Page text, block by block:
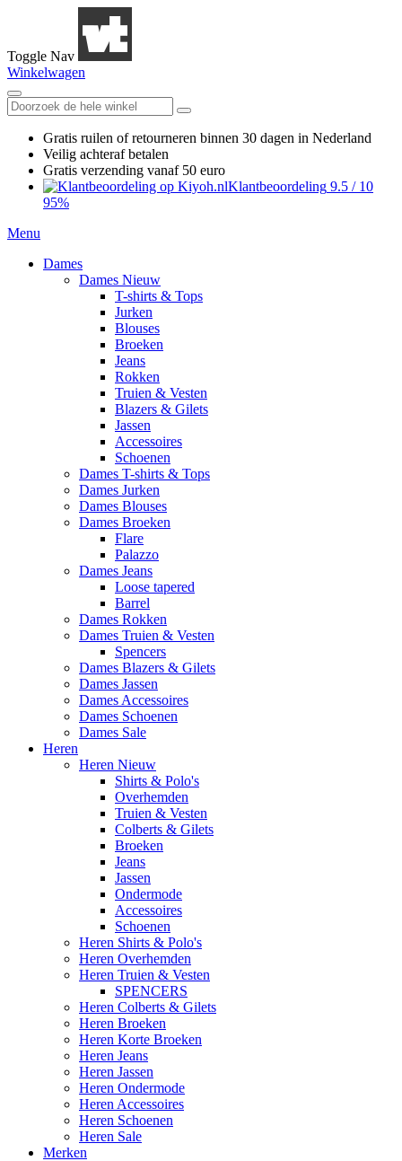
Toggle Nav
Winkelwagen
Gratis ruilen of retourneren binnen 30 dagen in Nederland
Veilig achteraf betalen
Gratis verzending vanaf 50 euro
Klantbeoordeling 9.5 / 10
95%
Menu
Dames
Dames Nieuw
T-shirts & Tops
Jurken
Blouses
Broeken
Jeans
Rokken
Truien & Vesten
Blazers & Gilets
Jassen
Accessoires
Schoenen
Dames T-shirts & Tops
Dames Jurken
Dames Blouses
Dames Broeken
Flare
Palazzo
Dames Jeans
Loose tapered
Barrel
Dames Rokken
Dames Truien & Vesten
Spencers
Dames Blazers & Gilets
Dames Jassen
Dames Accessoires
Dames Schoenen
Dames Sale
Heren
Heren Nieuw
Shirts & Polo's
Overhemden
Truien & Vesten
Colberts & Gilets
Broeken
Jeans
Jassen
Ondermode
Accessoires
Schoenen
Heren Shirts & Polo's
Heren Overhemden
Heren Truien & Vesten
SPENCERS
Heren Colberts & Gilets
Heren Broeken
Heren Korte Broeken
Heren Jeans
Heren Jassen
Heren Ondermode
Heren Accessoires
Heren Schoenen
Heren Sale
Merken